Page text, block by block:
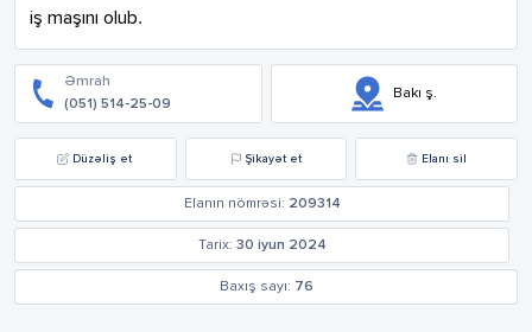
iş maşını olub.
Əmrah
(051) 514-25-09
Bakı ş.
Düzəliş et Şikayət et Elanı sil
Elanın nömrəsi: 209314
Tarix: 30 iyun 2024
Baxış sayı: 76